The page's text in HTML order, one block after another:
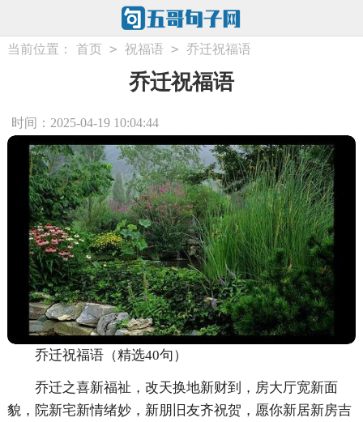
当前位置： 首页 > 祝福语 > 乔迁祝福语
乔迁祝福语
时间：2025-04-19 10:04:44
乔迁祝福语（精选40句）
乔迁之喜新福祉，改天换地新财到，房大厅宽新面
貌，院新宅新情绪妙，新朋旧友齐祝贺，愿你新居新房吉